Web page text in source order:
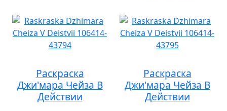
Раскраска
Джи'мара Чейза В
Действии
Раскраска
Джи'мара Чейза В
Действии